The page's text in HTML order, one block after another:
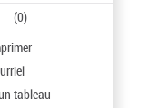
(0)
tableau